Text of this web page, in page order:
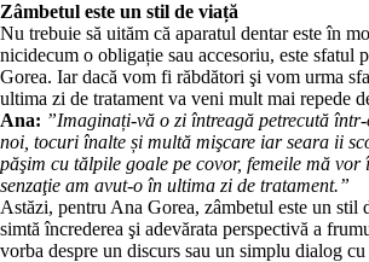
Zâmbetul este un stil de viață
Nu trebuie să uităm că aparatul dentar este în
nicidecum o obligație sau accesoriu, este sfatul
Gorea. Iar dacă vom fi răbdători şi vom urma
ultima zi de tratament va veni mult mai repede
Ana: ”Imaginați-vă o zi întreagă petrecută
noi, tocuri înalte și multă mişcare iar seara ii
păşim cu tălpile goale pe covor, femeile mă vor
senzaţie am avut-o în ultima zi de tratament.”
Astăzi, pentru Ana Gorea, zâmbetul este un stil
simtă încrederea şi adevărata perspectivă a
vorba despre un discurs sau un simplu dialog cu